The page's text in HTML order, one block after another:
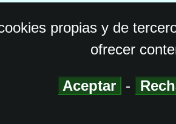
propias y de
ofrecer
Aceptar -